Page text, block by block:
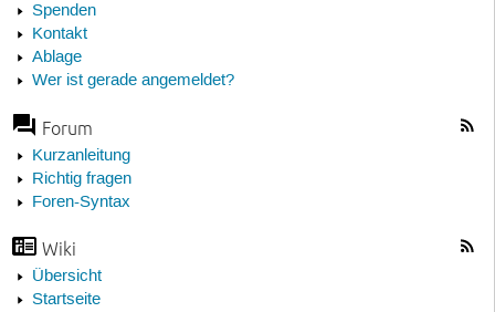
Spenden
Kontakt
Ablage
Wer ist gerade angemeldet?
Forum
Kurzanleitung
Richtig fragen
Foren-Syntax
Wiki
Übersicht
Startseite